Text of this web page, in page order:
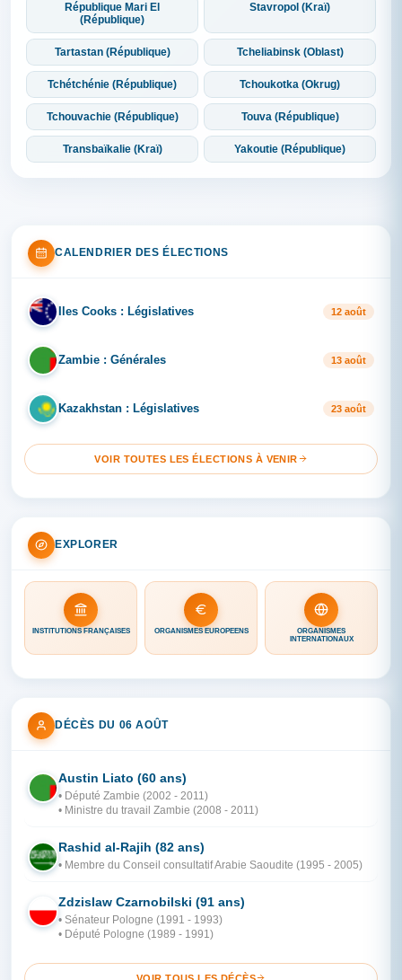
République Mari El
(République)
Stavropol (Kraï)
Tartastan (République) Tcheliabinsk (Oblast)
Tchétchénie (République) Tchoukotka (Okrug)
Tchouvachie (République) Touva (République)
Transbaïkalie (Kraï) Yakoutie (République)
CALENDRIER DES ÉLECTIONS
IL Iles Cooks : Législatives 12 août
ZA Zambie : Générales 13 août
KA Kazakhstan : Législatives 23 août
VOIR TOUTES LES ÉLECTIONS À VENIR
EXPLORER
INSTITUTIONS FRANÇAISES ORGANISMES EUROPÉENS
ORGANISMES
INTERNATIONAUX
DÉCÈS DU 06 AOÛT
ZA
Austin Liato (60 ans)
• Député Zambie (2002 - 2011)
• Ministre du travail Zambie (2008 - 2011)
AR
Rashid al-Rajih (82 ans)
• Membre du Conseil consultatif Arabie Saoudite (1995 - 2005)
PO
Zdzislaw Czarnobilski (91 ans)
• Sénateur Pologne (1991 - 1993)
• Député Pologne (1989 - 1991)